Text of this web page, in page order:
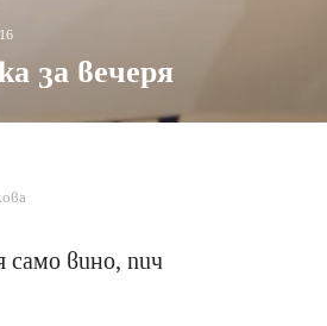
за вечеря
само вино, пич